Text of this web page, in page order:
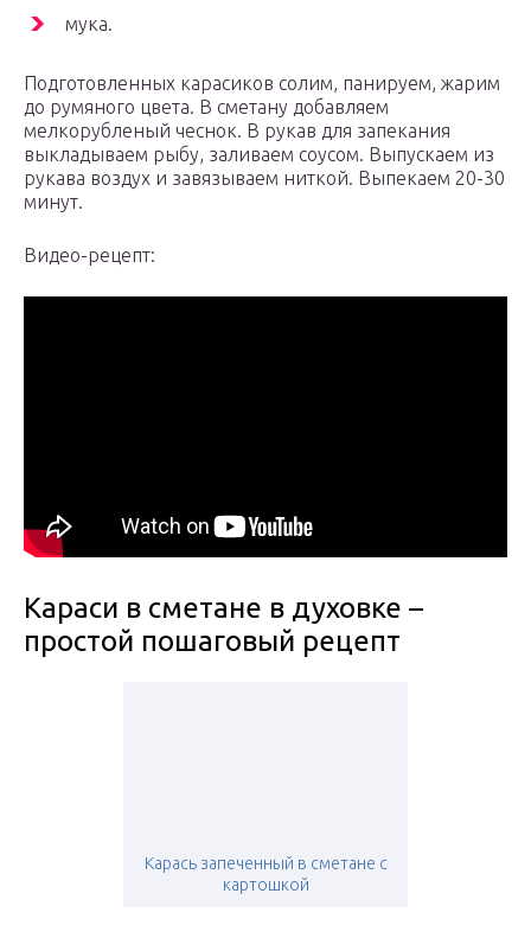
мука.
Подготовленных карасиков солим, панируем, жарим
до румяного цвета. В сметану добавляем
мелкорубленый чеснок. В рукав для запекания
выкладываем рыбу, заливаем соусом. Выпускаем из
рукава воздух и завязываем ниткой. Выпекаем 20-30
минут.
Видео-рецепт:
Караси в сметане в духовке –
простой пошаговый рецепт
Карась запеченный в сметане с
картошкой